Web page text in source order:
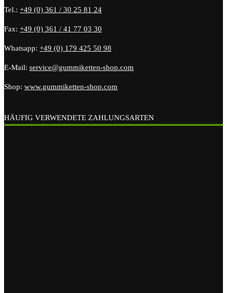
Tel.: +49 (0) 361 / 30 25 81 24
Fax: +49 (0) 361 / 41 77 03 30
Whatsapp: +49 (0) 179 425 50 98
E-Mail: service@gummiketten-shop.com
Shop: www.gummiketten-shop.com
HÄUFIG VERWENDETE ZAHLUNGSARTEN